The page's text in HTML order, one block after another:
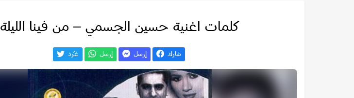
كلمات اغنية حسين الجسمي – من فينا الليلة
شارك إرسل إرسل غـّرد